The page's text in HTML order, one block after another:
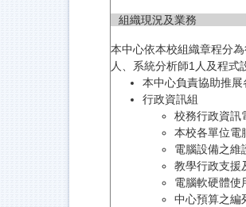
組織現況及業務
本中心依本校組織章程分
人、系統分析師1人及程式
本中心負責協助推展
行政資訊組
校務行政資訊
本校各單位電
電腦設備之維
教學行政支援
電腦軟硬體使
中心預算之編